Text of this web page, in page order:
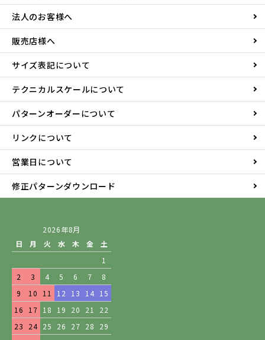
法人のお客様へ
販売店様へ
サイズ表記について
テクニカルスケールについて
パターンオーダーについて
リンクについて
営業日について
修正パターンダウンロード
2026年8月
日
月 火 水 木 金
土
1
2
3 4 5 6 7
8
9
10 11 12 13 14 15
16
17 18 19 20 21
22
23
24 25 26 27 28
29